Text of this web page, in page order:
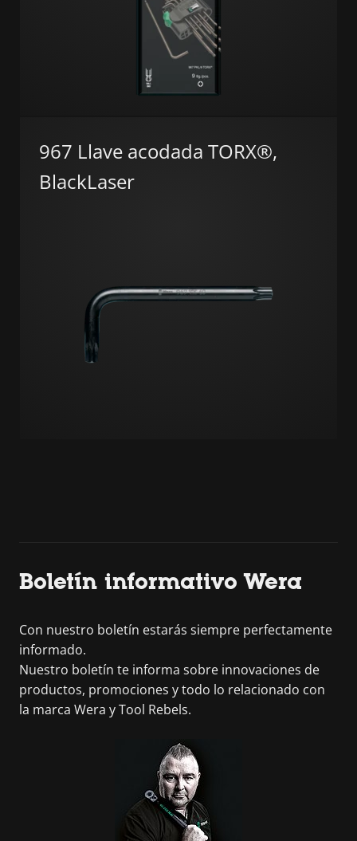
967 Llave acodada TORX®,
BlackLaser
Boletín informativo Wera
Con nuestro boletín estarás siempre perfectamente
informado.
Nuestro boletín te informa sobre innovaciones de
productos, promociones y todo lo relacionado con
la marca Wera y Tool Rebels.